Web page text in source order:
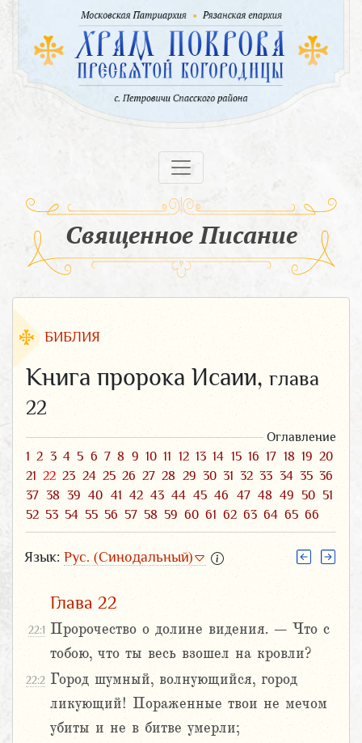
Священное Писание
БИБЛИЯ
Книга пророка Исаии, глава
22
Оглавление
1 2 3 4 5 6 7 8 9 10 11 12 13 14 15 16 17 18 19 20
21 22 23 24 25 26 27 28 29 30 31 32 33 34 35 36
37 38 39 40 41 42 43 44 45 46 47 48 49 50 51
52 53 54 55 56 57 58 59 60 61 62 63 64 65 66
Язык: Рус. (Синодальный)
Глава 22
22:1 Пророчество о долине видения. – Что с
тобою, что ты весь взошел на кровли?
22:2 Город шумный, волнующийся, город
ликующий! Пораженные твои не мечом
убиты и не в битве умерли;